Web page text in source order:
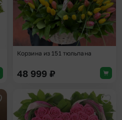
Корзина из 151 тюльпана
48 999 ₽
Добавить в избранное